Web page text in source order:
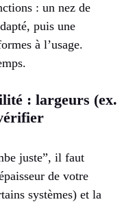
: un nez de
puis une
à l’usage.
: largeurs (ex.
juste”, il faut
de votre
systèmes) et la